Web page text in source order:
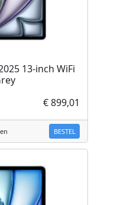
13-inch WiFi
€ 899,01
BESTEL